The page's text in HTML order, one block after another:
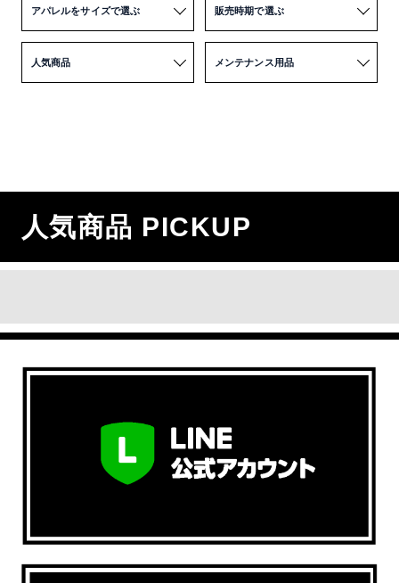
アパレルをサイズで選ぶ 販売時期で選ぶ
人気商品 メンテナンス用品
人気商品 PICKUP